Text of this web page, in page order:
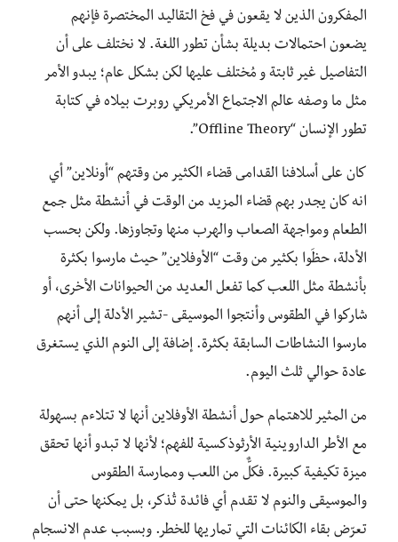
المفكرون الذين لا يقعون في فخ التقاليد المختصرة فإنهم
يضعون احتمالات بديلة بشأن تطور اللغة. لا نختلف على أن
التفاصيل غير ثابتة و مُختلف عليها لكن بشكل عام؛ يبدو الأمر
مثل ما وصفه عالم الاجتماع الأمريكي روبرت بيلاه في كتابة
تطور الإنسان “Offline Theory”.
كان على أسلافنا القدامى قضاء الكثير من وقتهم “أونلاين” أي
انه كان يجدر بهم قضاء المزيد من الوقت في أنشطة مثل جمع
الطعام ومواجهة الصعاب والهرب منها وتجاوزها. ولكن بحسب
الأدلة، حظَوا بكثير من وقت “الأوفلاين” حيث مارسوا بكثرة
بأنشطة مثل اللعب كما تفعل العديد من الحيوانات الأخرى، أو
شاركوا في الطقوس وأنتجوا الموسيقى -تشير الأدلة إلى أنهم
مارسوا النشاطات السابقة بكثرة. إضافة إلى النوم الذي يستغرق
عادة حوالي ثلث اليوم.
من المثير للاهتمام حول أنشطة الأوفلاين أنها لا تتلاءم بسهولة
مع الأطر الداروينية الأرثوذكسية للفهم؛ لأنها لا تبدو أنها تحقق
ميزة تكيفية كبيرة. فكلٌّ من اللعب وممارسة الطقوس
والموسيقى والنوم لا تقدم أي فائدة تُذكر، بل يمكنها حتى أن
تعرّض بقاء الكائنات التي تماريها للخطر. وبسبب عدم الانسجام